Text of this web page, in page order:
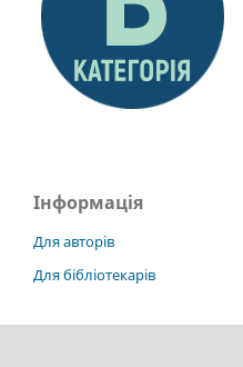
Інформація
Для авторів
Для бібліотекарів